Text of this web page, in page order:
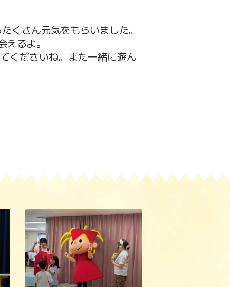
くさん元気をもらいました。
るよ。
くださいね。また一緒に遊ん